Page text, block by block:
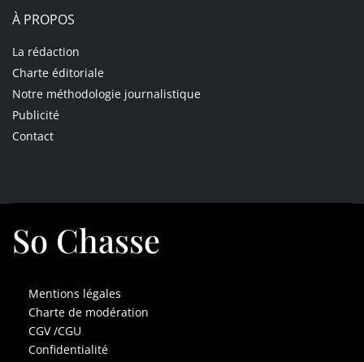
À PROPOS
La rédaction
Charte éditoriale
Notre méthodologie journalistique
Publicité
Contact
So Chasse
Mentions légales
Charte de modération
CGV /CGU
Confidentialité